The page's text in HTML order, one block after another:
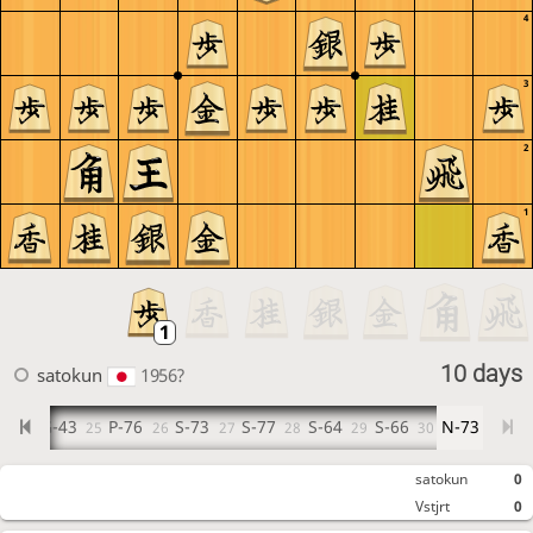
4
3
2
1
24 G-43 25 P-76 26 S-73 27 S-77 28 S-64 29 S-66 30 N-73
satokun 1956? 10 days
satokun
Vstjrt
0
0